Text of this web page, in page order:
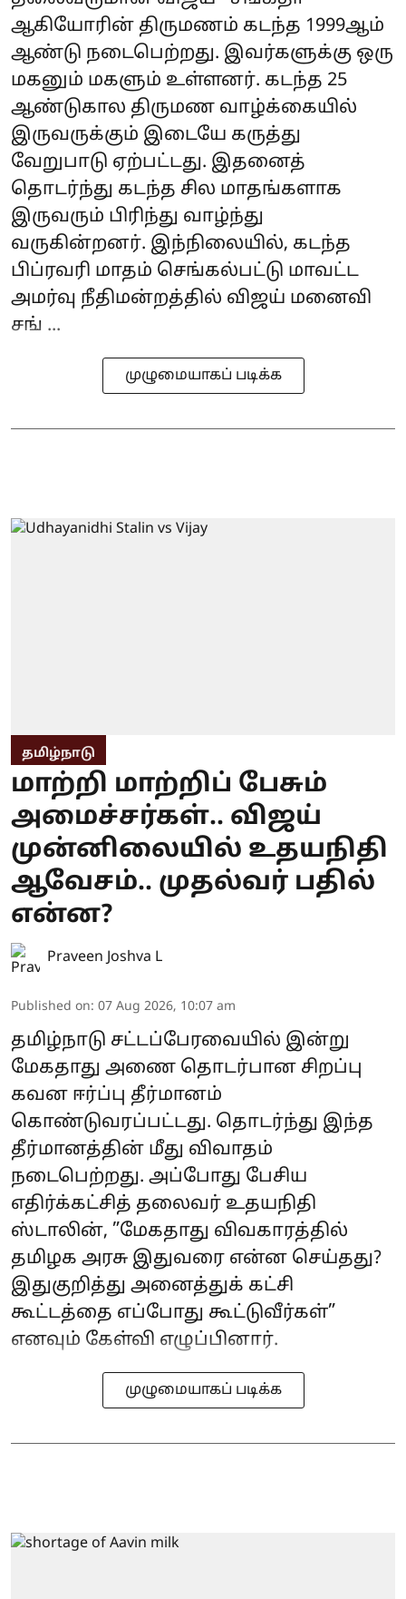
ஆகியோரின் திருமணம் கடந்த 1999ஆம்
ஆண்டு நடைபெற்றது. இவர்களுக்கு ஒரு
மகனும் மகளும் உள்ளனர். கடந்த 25
ஆண்டுகால திருமண வாழ்க்கையில்
இருவருக்கும் இடையே கருத்து
வேறுபாடு ஏற்பட்டது. இதனைத்
தொடர்ந்து கடந்த சில மாதங்களாக
இருவரும் பிரிந்து வாழ்ந்து
வருகின்றனர். இந்நிலையில், கடந்த
பிப்ரவரி மாதம் செங்கல்பட்டு மாவட்ட
அமர்வு நீதிமன்றத்தில் விஜய் மனைவி
சங் ...
முழுமையாகப் படிக்க
தமிழ்நாடு
மாற்றி மாற்றிப் பேசும்
அமைச்சர்கள்.. விஜய்
முன்னிலையில் உதயநிதி
ஆவேசம்.. முதல்வர் பதில்
என்ன?
Praveen Joshva L
Published on: 07 Aug 2026, 10:07 am
தமிழ்நாடு சட்டப்பேரவையில் இன்று
மேகதாது அணை தொடர்பான சிறப்பு
கவன ஈர்ப்பு தீர்மானம்
கொண்டுவரப்பட்டது. தொடர்ந்து இந்த
தீர்மானத்தின் மீது விவாதம்
நடைபெற்றது. அப்போது பேசிய
எதிர்க்கட்சித் தலைவர் உதயநிதி
ஸ்டாலின், ”மேகதாது விவகாரத்தில்
தமிழக அரசு இதுவரை என்ன செய்தது?
இதுகுறித்து அனைத்துக் கட்சி
கூட்டத்தை எப்போது கூட்டுவீர்கள்”
எனவும் கேள்வி எழுப்பினார்.
முழுமையாகப் படிக்க